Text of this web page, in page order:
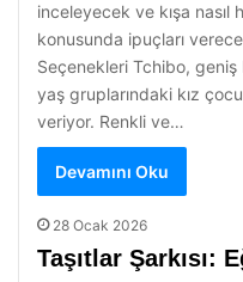
inceleyecek ve kışa nasıl
konusunda ipuçları
Seçenekleri Tchibo,
yaş gruplarındaki kız
veriyor. Renkli ve…
Devamını Oku
28 Ocak 2026
Taşıtlar Şarkısı: